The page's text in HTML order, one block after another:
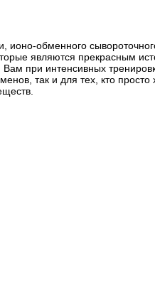
ионо-обменного
являются прекрасным
при интенсивных
так и для тех, кто просто